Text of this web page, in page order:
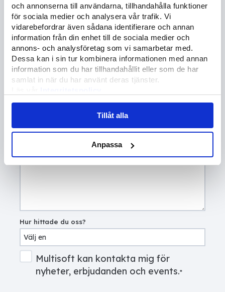
och annonserna till användarna, tillhandahålla funktioner
för sociala medier och analysera vår trafik. Vi
vidarebefordrar även sådana identifierare och annan
information från din enhet till de sociala medier och
annons- och analysföretag som vi samarbetar med.
Dessa kan i sin tur kombinera informationen med annan
information som du har tillhandahållit eller som de har
samlat in när du har använt deras tjänster.
Läs mer om våraCookies
Tillåt alla
Anpassa
Förnamn
Efternamn *
E-post *
Hur hittade du oss?
Multisoft kan kontakta mig för
nyheter, erbjudanden och events.*